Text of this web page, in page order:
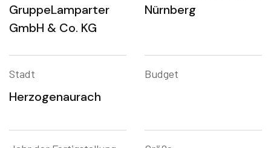
GruppeLamparter
GmbH & Co. KG
Nürnberg
Stadt
Herzogenaurach
Budget